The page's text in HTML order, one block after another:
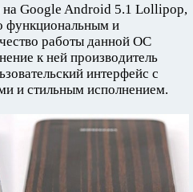
на Google Android 5.1 Lollipop,
функциональным и
работы данной ОС
к ней производитель
интерфейс с
и стильным исполнением.